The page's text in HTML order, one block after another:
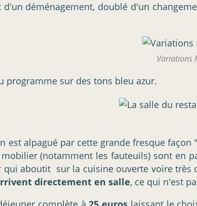
déménagement, doublé d'un
Variations
programme sur des tons bleu azur.
est alpagué par cette grande fresque
(notamment les fauteuils) sont
aboutit sur la cuisine ouverte voire
directement en salle, ce qui n'est